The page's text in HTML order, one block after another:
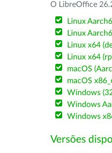
O LibreOffice
Linux
Linux
Linux x64
Linux x64
macOS
macOS
Windows
Windows
Windows
Versões